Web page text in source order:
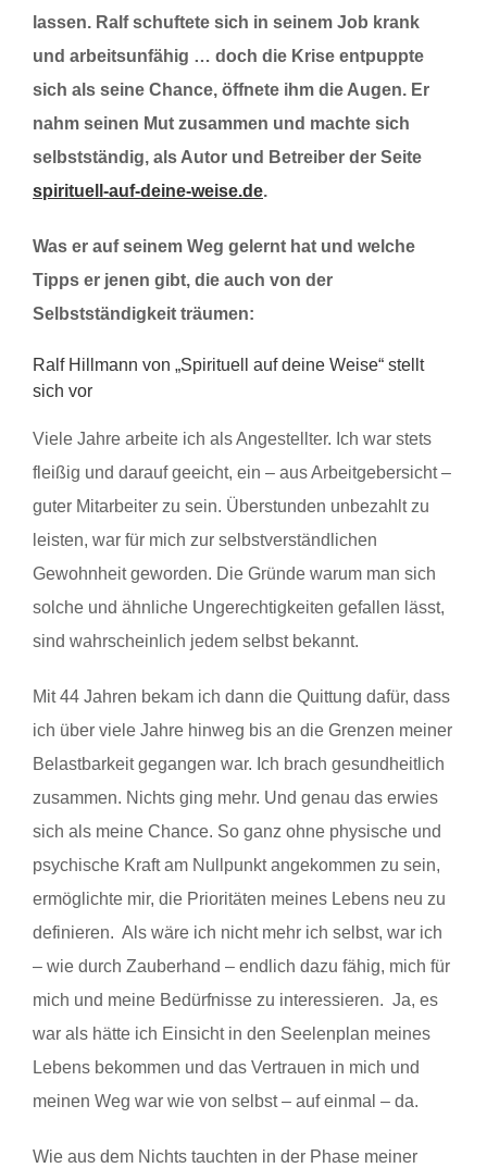
lassen. Ralf schuftete sich in seinem Job krank
und arbeitsunfähig … doch die Krise entpuppte
sich als seine Chance, öffnete ihm die Augen. Er
nahm seinen Mut zusammen und machte sich
selbstständig, als Autor und Betreiber der Seite
spirituell-auf-deine-weise.de.
Was er auf seinem Weg gelernt hat und welche
Tipps er jenen gibt, die auch von der
Selbstständigkeit träumen:
Ralf Hillmann von „Spirituell auf deine Weise“ stellt
sich vor
Viele Jahre arbeite ich als Angestellter. Ich war stets
fleißig und darauf geeicht, ein – aus Arbeitgebersicht –
guter Mitarbeiter zu sein. Überstunden unbezahlt zu
leisten, war für mich zur selbstverständlichen
Gewohnheit geworden. Die Gründe warum man sich
solche und ähnliche Ungerechtigkeiten gefallen lässt,
sind wahrscheinlich jedem selbst bekannt.
Mit 44 Jahren bekam ich dann die Quittung dafür, dass
ich über viele Jahre hinweg bis an die Grenzen meiner
Belastbarkeit gegangen war. Ich brach gesundheitlich
zusammen. Nichts ging mehr. Und genau das erwies
sich als meine Chance. So ganz ohne physische und
psychische Kraft am Nullpunkt angekommen zu sein,
ermöglichte mir, die Prioritäten meines Lebens neu zu
definieren. Als wäre ich nicht mehr ich selbst, war ich
– wie durch Zauberhand – endlich dazu fähig, mich für
mich und meine Bedürfnisse zu interessieren. Ja, es
war als hätte ich Einsicht in den Seelenplan meines
Lebens bekommen und das Vertrauen in mich und
meinen Weg war wie von selbst – auf einmal – da.
Wie aus dem Nichts tauchten in der Phase meiner